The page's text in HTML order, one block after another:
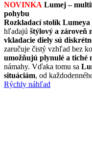
NOVINKA Lumej –
pohybu
Rozkladací stolík Lumeya
hľadajú štýlový a zároveň
vkladacie diely sú
zaručuje čistý vzhľad bez
umožňujú plynulé a tiché
námahy. Vďaka tomu sa
situáciám, od
Rýchly náhľad